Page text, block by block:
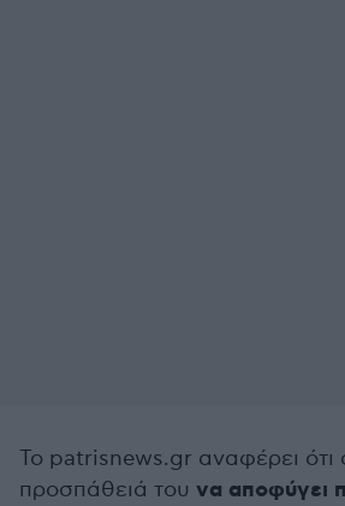
Το patrisnews.gr αναφέρει ότι
προσπάθειά του να αποφύγει